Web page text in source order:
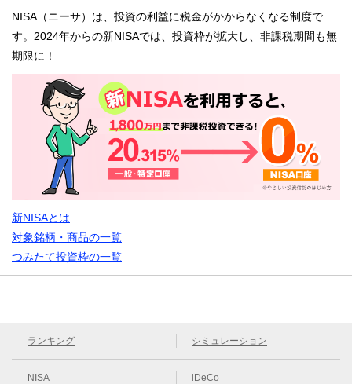
NISA（ニーサ）は、投資の利益に税金がかからなくなる制度で
す。2024年からの新NISAでは、投資枠が拡大し、非課税期間も無
期限に！
新NISAとは
対象銘柄・商品の一覧
つみたて投資枠の一覧
ランキング シミュレーション
NISA iDeCo